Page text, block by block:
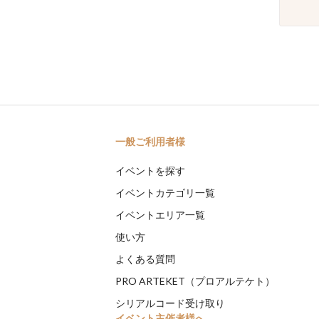
一般ご利用者様
イベントを探す
イベントカテゴリ一覧
イベントエリア一覧
使い方
よくある質問
PRO ARTEKET（プロアルテケト）
シリアルコード受け取り